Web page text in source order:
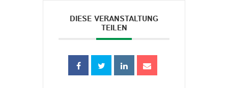
DIESE VERANSTALTUNG
TEILEN